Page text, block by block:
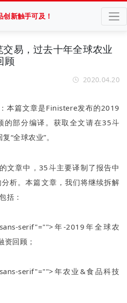
创新触手可及！
易，过去十年全球农业
顾
2020.04.20
本篇文章是Finistere发布的2019
的部分编译。获取全文请在35斗
复“全球农业”。
文章中， 35斗主要译制了报告中
析。本篇文章，我们将继续拆解
括：
serif"="">年-2019 年全球农
资回顾；
serif"="">年农业 &食品科技